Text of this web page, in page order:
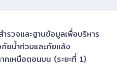
รวจและฐานข้อมูลเพื่อบริหาร
ยน้ำท่วมและภัยแล้ง
เหนือตอนบน (ระยะที่ 1)